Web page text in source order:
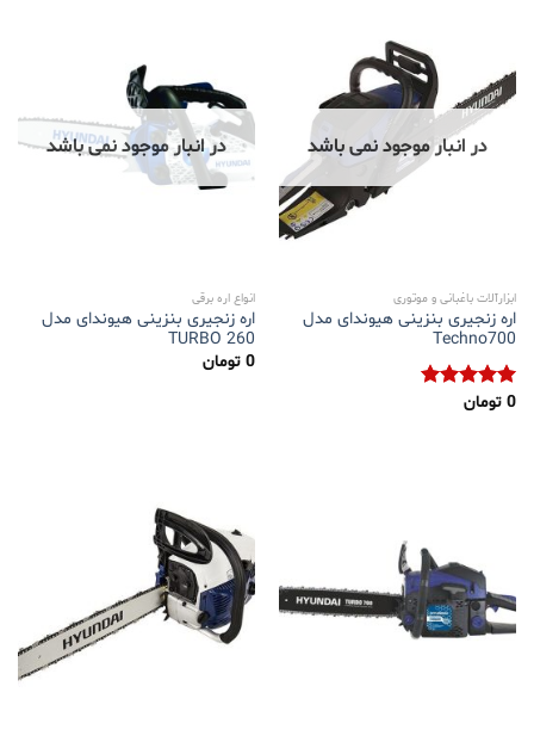
در انبار موجود نمی باشد
ابزارآلات باغبانی و موتوری
اره زنجیری بنزینی هیوندای مدل
Techno700
نمره5.00
0 تومان
در انبار موجود نمی باشد
انواع اره برقی
اره زنجیری بنزینی هیوندای مدل
TURBO 260
0 تومان